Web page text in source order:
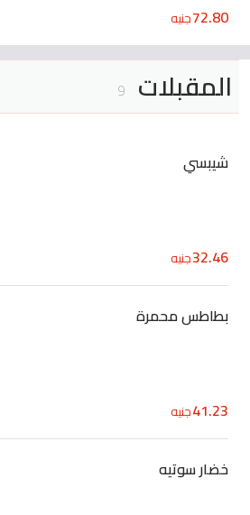
72.80جنيه
المقبلات 9
شيبسي
32.46جنيه
بطاطس محمرة
41.23جنيه
خضار سوتيه